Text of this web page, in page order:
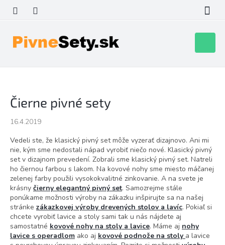
obsah
košík
Čierne pivné sety
16.4.2019
Vedeli ste, že klasický pivný set môže vyzerať dizajnovo. Ani mi
nie, kým sme nedostali nápad vyrobiť niečo nové. Klasický pivný
set v dizajnom prevedení. Zobrali sme klasický pivný set. Natreli
ho čiernou farbou s lakom. Na kovové nohy sme miesto máčanej
zelenej farby použili vysokokvalitné zinkovanie. A na svete je
krásny čierny elegantný pivný set. Samozrejme stále
ponúkame možnosti výroby na zákazku inšpirujte sa na našej
stránke zákazkovej výroby drevených stolov a lavíc. Pokiaľ si
chcete vyrobiť lavice a stoly sami tak u nás nájdete aj
samostatné kovové nohy na stoly a lavice. Máme aj nohy
lavice s operadlom ako aj kovové podnože na stoly a lavice